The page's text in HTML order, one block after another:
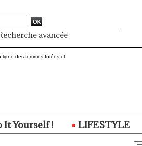
avancée
It Yourself ! LIFESTYLE